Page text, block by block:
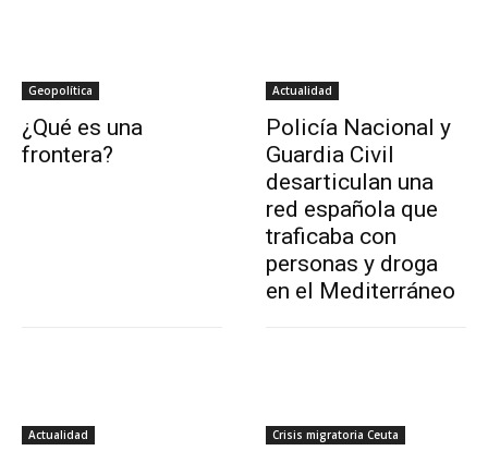
Geopolítica
¿Qué es una
frontera?
Actualidad
Policía Nacional y
Guardia Civil
desarticulan una
red española que
traficaba con
personas y droga
en el Mediterráneo
Actualidad Crisis migratoria Ceuta